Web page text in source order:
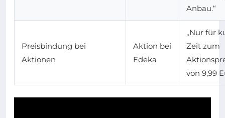
Anbau.“
Preisbindung bei
Aktionen
Aktion bei
Edeka
„Nur für
Zeit zum
von 9,99